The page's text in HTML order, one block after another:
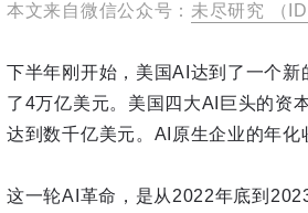
本文来自微信公众号： 未尽研究 （
下半年刚开始，美国AI达到了一个
了4万亿美元。美国四大AI巨头的资
达到数千亿美元。AI原生企业的年
这一轮AI革命，是从2022年底到